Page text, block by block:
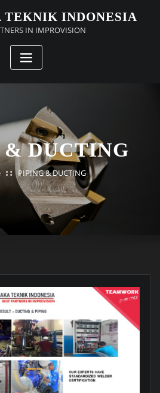
TEKNIK INDONESIA
IN IMPROVISION
DUCTING
PIPING & DUCTING